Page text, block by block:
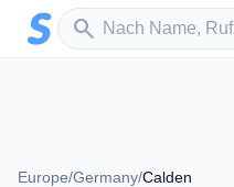
Zum Hauptinhalt springen
search
Sender suchen
Europe/Germany/Calden